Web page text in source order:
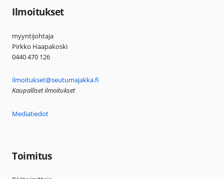
Ilmoitukset
myyntijohtaja
Pirkko Haapakoski
0440 470 126
ilmoitukset@seutumajakka.fi
Kaupalliset ilmoitukset
Mediatiedot
Toimitus